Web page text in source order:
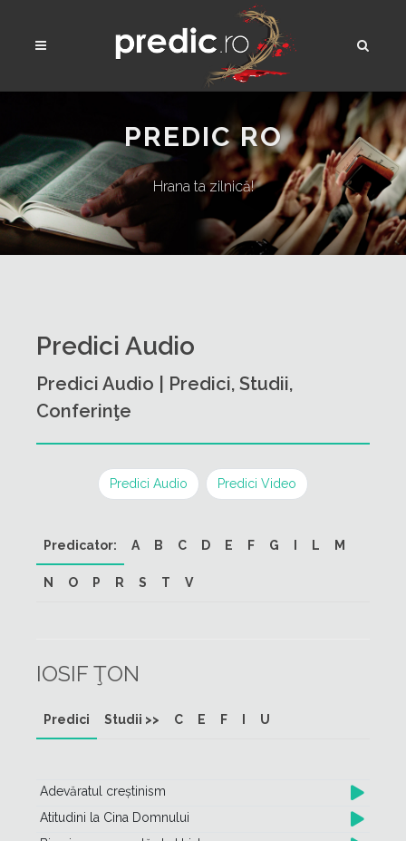
PREDIC RO
Hrana ta zilnică!
Predici Audio
Predici Audio | Predici, Studii,
Conferinţe
Predici Audio Predici Video
Predicator: A B C D E F G L M
N O P R S T V
IOSIF ŢON
Predici Studii >> C E F U
Adevăratul creștinism
Atitudini la Cina Domnului